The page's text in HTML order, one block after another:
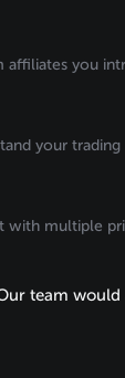
affiliates you
your trading
with multiple
team